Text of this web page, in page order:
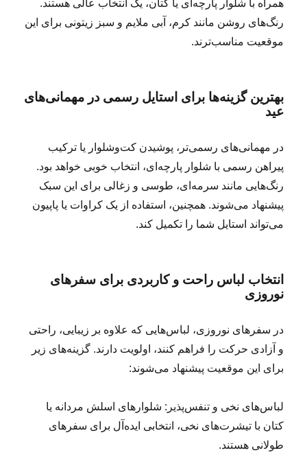
همراه با شلوار پارچه‌ای یا کتان، یک انتخاب عالی هستند.
رنگ‌های روشن مانند کرم، آبی ملایم و سبز زیتونی برای این
موقعیت مناسب‌ترند.
بهترین گزینه‌ها برای استایل رسمی در مهمانی‌های
عید
در مهمانی‌های رسمی‌تر، پوشیدن کت‌وشلوار یا ترکیب
پیراهن رسمی با شلوار پارچه‌ای، انتخاب خوبی خواهد بود.
رنگ‌هایی مانند سرمه‌ای، طوسی و زغالی برای این سبک
پیشنهاد می‌شوند. همچنین، استفاده از یک کراوات یا پاپیون
می‌تواند استایل شما را تکمیل کند.
انتخاب لباس راحت و کاربردی برای سفرهای
نوروزی
در سفرهای نوروزی، لباس‌هایی که علاوه بر زیبایی، راحتی
و آزادی حرکت را فراهم کنند، اولویت دارند. گزینه‌های زیر
برای این موقعیت پیشنهاد می‌شوند:
لباس‌های نخی و تنفس‌پذیر: شلوارهای اسلش مردانه یا
کتان با تیشرت‌های نخی، انتخابی ایده‌آل برای سفرهای
طولانی هستند.